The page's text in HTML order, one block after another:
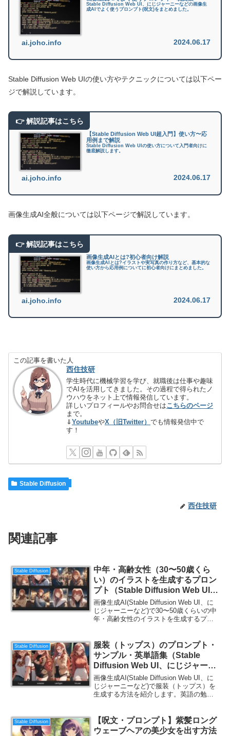
Stable Diffusion Web UI、にじジャーニーなどの画像生
成AIでよく使うプロンプト(呪文)をまとめました。
ai.joho.info 2024.06.17
Stable Diffusion Web UIの使い方やテクニックについては以下ペー
ジで解説しています。
【Stable Diffusion Web UI超入門】使い方〜応
用例まで解説
Stable Diffusion Web UIの使い方について入門者向けに
徹底解説します。
ai.joho.info 2024.06.17
画像生成AI全般については以下ページで解説しています。
画像生成AIとは?初心者向け解説
画像生成AIとは?イラストや実写真の作り方など、基本的な
使い方から応用例についてに初心者向けにまとめました。
ai.joho.info 2024.06.17
この記事を書いた人
西住技研
学生時代に機械学習を学び、就職後は仕事や趣味
でAIを活用してきました。その過程で得られたノ
ウハウをネット上で情報発信しています。
詳しいプロフィールやお問合せはこちらのページ
まで。
⇓YoutubeやX（旧Twitter）でも情報発信中で
す！
Stable Diffusion
西住技研
関連記事
Stable Diffusion
中年・高齢女性（30〜50歳くら
い）のイラストを生成するプロン
プト（Stable Diffusion Web UI、
にじジャーニー）
画像生成AI(Stable Diffusion Web UI、に
じジャーニーなど)で30〜50歳くらいの中
年・高齢女性のイラストを生成するプロ
Stable Diffusion
服装（トップス）のプロンプト・
サンプル・英単語集（Stable
Diffusion Web UI、にじジャーニ
ー）
画像生成AI(Stable Diffusion Web UI、に
じジャーニーなど)で服装（トップス）を
生成する方法を紹介します。英語の勉強
Stable Diffusion
【呪文・プロンプト】紫髪ロング
ウェーブヘアの美少女を出す方法